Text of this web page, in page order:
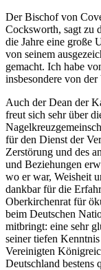
Der Bischof von
Cocksworth, sagt zu
die Jahre eine große
von seinem
gemacht. Ich habe
insbesondere von
Auch der Dean der
freut sich sehr über
für den Dienst der
Zerstörung und des
und Beziehungen
wo er war, Weisheit
dankbar für die
Oberkirchenrat für
beim Deutschen
mitbringt: eine sehr
seiner tiefen
Vereinigten
Deutschland bestens